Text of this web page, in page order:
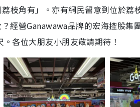
荔枝角有」。亦有網民留意到位於
經營Ganawawa品牌的宏海控股
各位大朋友小朋友敬請期待！